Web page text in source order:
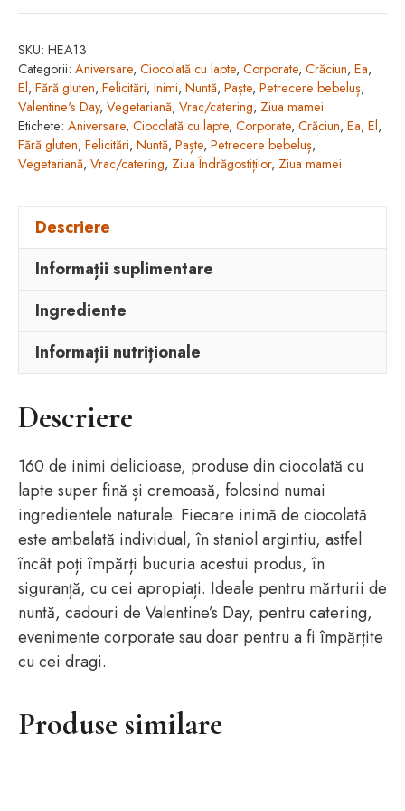
ciocolată
lapte
în
staniol
argintiu
(1kg/160buc)
SKU: HEA13
Categorii: Aniversare, Ciocolată cu lapte, Corporate, Crăciun, Ea,
El, Fără gluten, Felicitări, Inimi, Nuntă, Paște, Petrecere bebeluș,
Valentine's Day, Vegetariană, Vrac/catering, Ziua mamei
Etichete: Aniversare, Ciocolată cu lapte, Corporate, Crăciun, Ea, El,
Fără gluten, Felicitări, Nuntă, Paște, Petrecere bebeluș,
Vegetariană, Vrac/catering, Ziua Îndrăgostiților, Ziua mamei
Descriere
Informații suplimentare
Ingrediente
Informații nutriționale
Descriere
160 de inimi delicioase, produse din ciocolată cu
lapte super fină și cremoasă, folosind numai
ingredientele naturale. Fiecare inimă de ciocolată
este ambalată individual, în staniol argintiu, astfel
încât poți împărți bucuria acestui produs, în
siguranță, cu cei apropiați. Ideale pentru mărturii de
nuntă, cadouri de Valentine’s Day, pentru catering,
evenimente corporate sau doar pentru a fi împărțite
cu cei dragi.
Produse similare